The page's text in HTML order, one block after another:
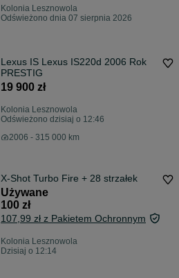
Kolonia Lesznowola
Odświeżono dnia 07 sierpnia 2026
Lexus IS Lexus IS220d 2006 Rok
PRESTIG
19 900 zł
Kolonia Lesznowola
Odświeżono dzisiaj o 12:46
2006 - 315 000 km
X-Shot Turbo Fire + 28 strzałek
Używane
100 zł
107,99 zł z Pakietem Ochronnym
Kolonia Lesznowola
Dzisiaj o 12:14